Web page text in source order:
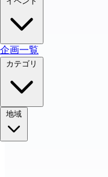
企画一覧